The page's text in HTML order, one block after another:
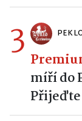
3
míří do